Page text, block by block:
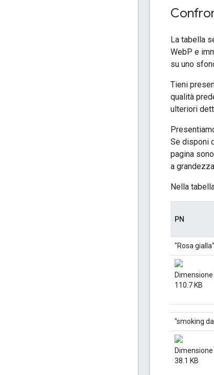
La tabella
WebP e
su uno
Tieni
qualità
ulteriori
Se disponi
pagina
a
Nella
PN
"Rosa gialla"
110.7 KB
"smoking
38.1 KB